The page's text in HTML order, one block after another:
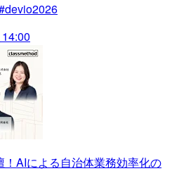
！AIによる自治体業務効率化の